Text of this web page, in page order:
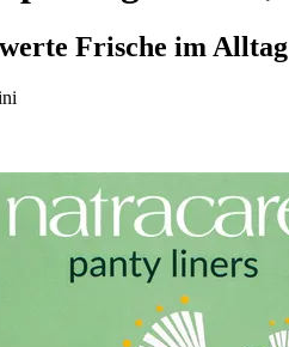
Frische im Alltag